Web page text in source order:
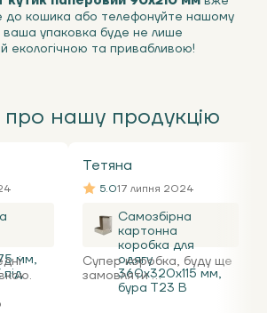
до кошика або телефонуйте нашому
упаковка буде не лише
екологічною та привабливою!
нашу продукцію
мм,
Тетяна
5.017 липня 2024
Самозбірна
картонна
коробка для
одягу
360х320х115 мм,
бура Т23 В
Супер коробка, буду ще
замовляти ...